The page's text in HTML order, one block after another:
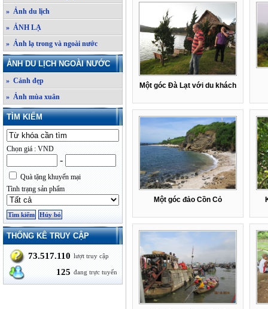
» Ảnh du lịch
» ẢNH LẠ
» Ảnh lạ trong và ngoài nước
ẢNH DU LỊCH NGOÀI NƯỚC
» Cảnh đẹp
» Ảnh mùa xuân
TÌM KIẾM
Chọn giá : VND
-
Quà tặng khuyến mại
Tình trạng sản phẩm
THỐNG KÊ TRUY CẬP
73.517.110 lượt truy cập
125 đang trực tuyến
Một góc Đà Lạt với du khách
Một góc đảo Cồn Cỏ